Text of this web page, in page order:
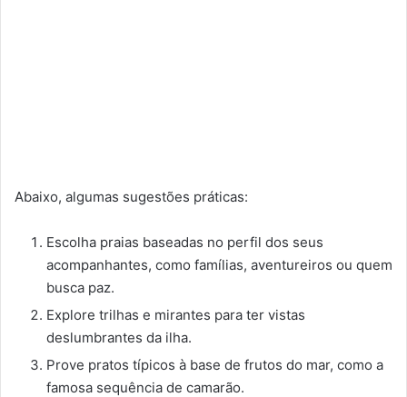
Abaixo, algumas sugestões práticas:
Escolha praias baseadas no perfil dos seus
acompanhantes, como famílias, aventureiros ou quem
busca paz.
Explore trilhas e mirantes para ter vistas
deslumbrantes da ilha.
Prove pratos típicos à base de frutos do mar, como a
famosa sequência de camarão.